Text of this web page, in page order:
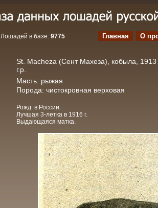
Лошадей в базе: 9775 Главная О
St. Macheza (Сент Махеза), кобыла, 1913
г.р.
Масть: рыжая
Порода: чистокровная верховая
Рожд. в России.
Лучшая 3-летка в 1916 г.
Выдающаяся матка.